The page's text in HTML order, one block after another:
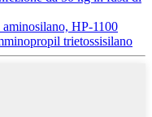
HP-1100
trietossisilano